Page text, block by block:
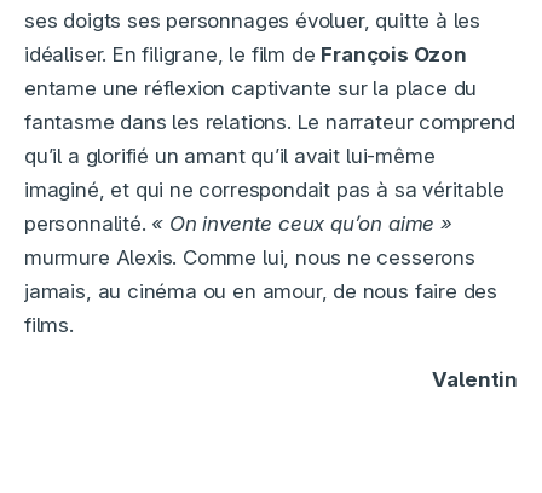
ses doigts ses personnages évoluer, quitte à les
idéaliser. En filigrane, le film de François Ozon
entame une réflexion captivante sur la place du
fantasme dans les relations. Le narrateur comprend
qu’il a glorifié un amant qu’il avait lui-même
imaginé, et qui ne correspondait pas à sa véritable
personnalité. « On invente ceux qu’on aime »
murmure Alexis. Comme lui, nous ne cesserons
jamais, au cinéma ou en amour, de nous faire des
films.
Valentin